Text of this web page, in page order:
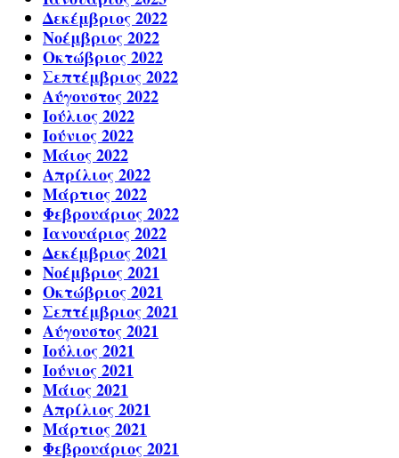
Δεκέμβριος 2022
Νοέμβριος 2022
Οκτώβριος 2022
Σεπτέμβριος 2022
Αύγουστος 2022
Ιούλιος 2022
Ιούνιος 2022
Μάιος 2022
Απρίλιος 2022
Μάρτιος 2022
Φεβρουάριος 2022
Ιανουάριος 2022
Δεκέμβριος 2021
Νοέμβριος 2021
Οκτώβριος 2021
Σεπτέμβριος 2021
Αύγουστος 2021
Ιούλιος 2021
Ιούνιος 2021
Μάιος 2021
Απρίλιος 2021
Μάρτιος 2021
Φεβρουάριος 2021